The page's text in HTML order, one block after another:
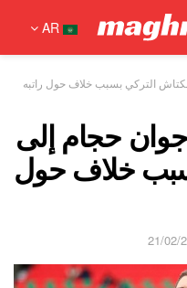
AR
التركي بسبب خلاف حول راتبه
حجام إلى
خلاف حول
21/02/